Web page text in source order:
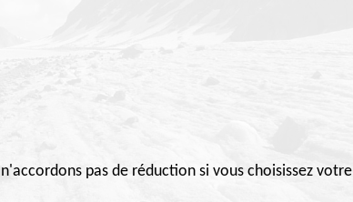
pas de réduction si vous choisissez votre